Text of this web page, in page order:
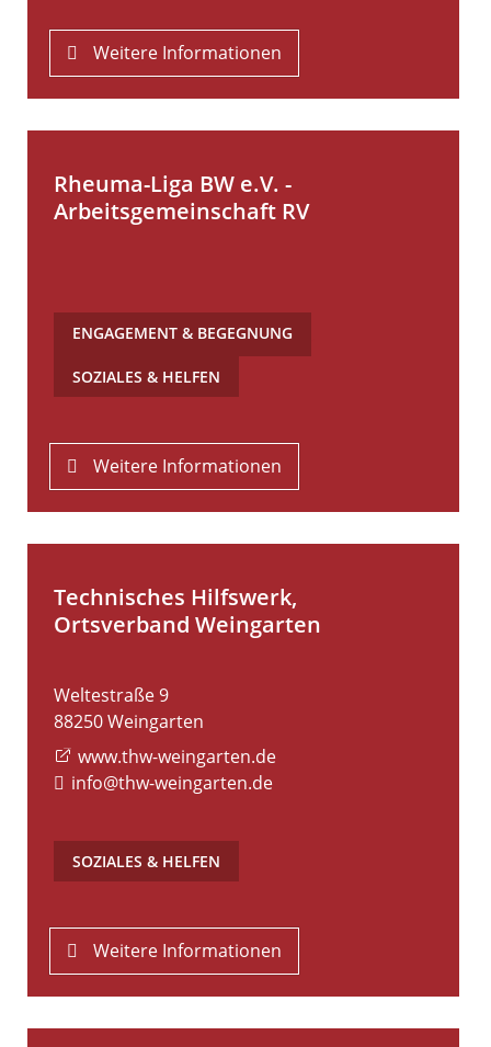
Weitere Informationen
Rheuma-Liga BW e.V. -
Arbeitsgemeinschaft RV
ENGAGEMENT & BEGEGNUNG
SOZIALES & HELFEN
Weitere Informationen
Technisches Hilfswerk,
Ortsverband Weingarten
Weltestraße 9
88250Weingarten
www.thw-weingarten.de
info@thw-weingarten.de
SOZIALES & HELFEN
Weitere Informationen